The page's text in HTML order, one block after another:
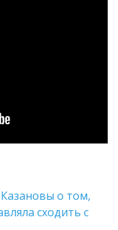
о том,
сходить с